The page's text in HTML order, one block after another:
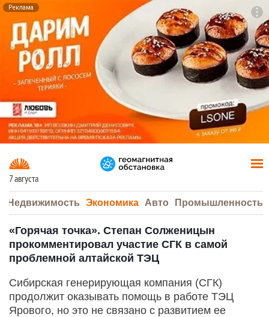
Реклама
7 августа
Недвижимость Экономика Авто Промышленность
«Горячая точка». Степан Солженицын
прокомментировал участие СГК в самой
проблемной алтайской ТЭЦ
Сибирская генерирующая компания (СГК)
продолжит оказывать помощь в работе ТЭЦ
Ярового, но это не связано с развитием ее